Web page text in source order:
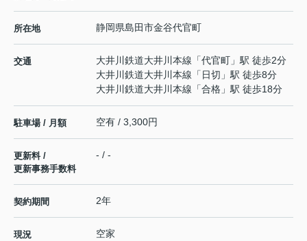
所在地 静岡県島田市金谷代官町
交通 大井川鉄道大井川本線 「代官町 」駅 徒歩2分
大井川鉄道大井川本線 「 日切 」駅 徒歩8分
大井川鉄道大井川本線 「合格 」駅 徒歩18分
駐車場 / 月額 空有 / 3,300円
更新料 /
更新事務手数料
- / -
契約期間 2年
現況 空家